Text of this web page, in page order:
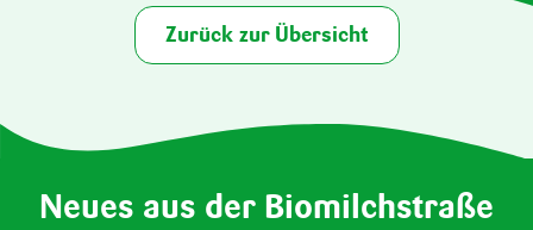
Zurück zur Übersicht
Neues aus der Biomilchstraße